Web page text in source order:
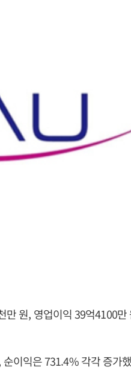
원, 영업이익 39억4100만
이익은 731.4% 각각 증가